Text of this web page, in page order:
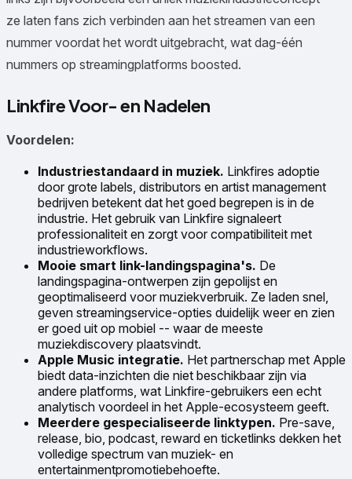
ze laten fans zich verbinden aan het streamen van een
nummer voordat het wordt uitgebracht, wat dag-één
nummers op streamingplatforms boosted.
Linkfire Voor- en Nadelen
Voordelen:
Industriestandaard in muziek. Linkfires adoptie
door grote labels, distributors en artist management
bedrijven betekent dat het goed begrepen is in de
industrie. Het gebruik van Linkfire signaleert
professionaliteit en zorgt voor compatibiliteit met
industrieworkflows.
Mooie smart link-landingspagina's. De
landingspagina-ontwerpen zijn gepolijst en
geoptimaliseerd voor muziekverbruik. Ze laden snel,
geven streamingservice-opties duidelijk weer en zien
er goed uit op mobiel -- waar de meeste
muziekdiscovery plaatsvindt.
Apple Music integratie. Het partnerschap met Apple
biedt data-inzichten die niet beschikbaar zijn via
andere platforms, wat Linkfire-gebruikers een echt
analytisch voordeel in het Apple-ecosysteem geeft.
Meerdere gespecialiseerde linktypen. Pre-save,
release, bio, podcast, reward en ticketlinks dekken het
volledige spectrum van muziek- en
entertainmentpromotiebehoefte.